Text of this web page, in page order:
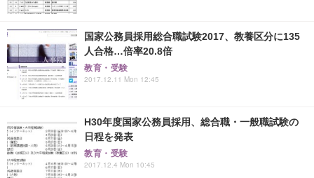
国家公務員採用総合職試験2017、教養区分に135
人合格…倍率20.8倍
教育・受験
2017.12.11 Mon 12:45
H30年度国家公務員採用、総合職・一般職試験の
日程を発表
教育・受験
2017.12.4 Mon 10:45